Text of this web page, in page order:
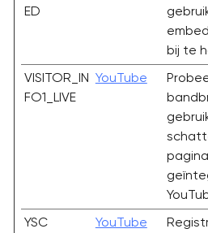
ED
bij te
VISITOR_IN
FO1_LIVE
YouTube
YSC YouTube